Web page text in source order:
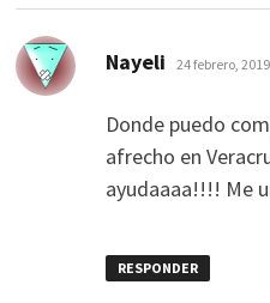
Nayeli dice:
24 febrero,
Donde puedo
afrecho en
ayudaaaa!!!! Me
RESPONDER